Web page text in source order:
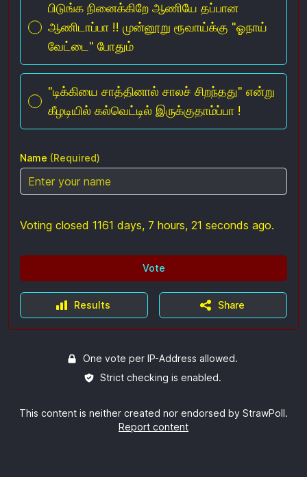
பிடுங்க நினைக்கிறே ஆணியே தப்பான
ஆணிடாப்பா !! முன்னூறு ரூவாய்க்கு "ஓநாய்
வேட்டை" போதும்
"டிக்கியை சாத்தினால் சாலச் சிறந்தது" என்று
கீழடியில் கல்வெட்டில் இருக்குதாம்ப்பா !
Name (Required)
Voting closed 1161 days, 7 hours, 21 seconds ago.
Vote
Results Share
One vote per IP-Address allowed.
Strict checking is enabled.
This content is neither created nor endorsed by StrawPoll.
Report content